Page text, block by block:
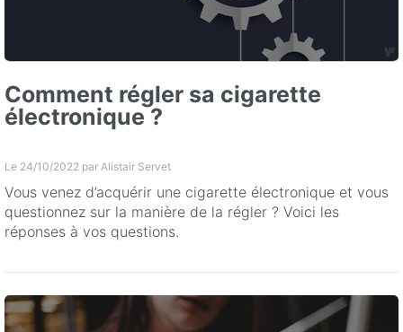
Comment régler sa cigarette
électronique ?
Le 24/10/2022 par Alistair Servet
Vous venez d’acquérir une cigarette électronique et vous
questionnez sur la manière de la régler ? Voici les
réponses à vos questions.